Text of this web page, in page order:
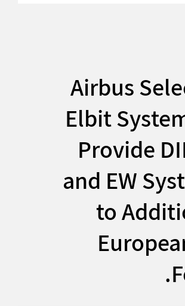
Airbus
Elbit
Provide
and EW
to